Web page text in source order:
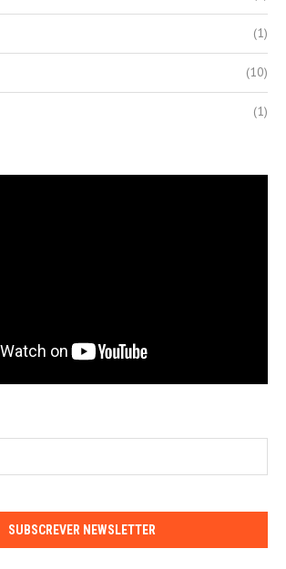
(1)
(10)
(1)
SUBSCREVER NEWSLETTER